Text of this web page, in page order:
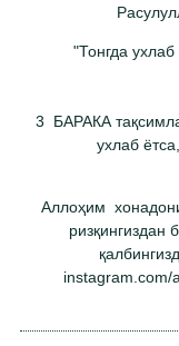
"Тонгда
3 БАРАКА
ухлаб
Аллоҳим
ризқингиздан
instagram.com/